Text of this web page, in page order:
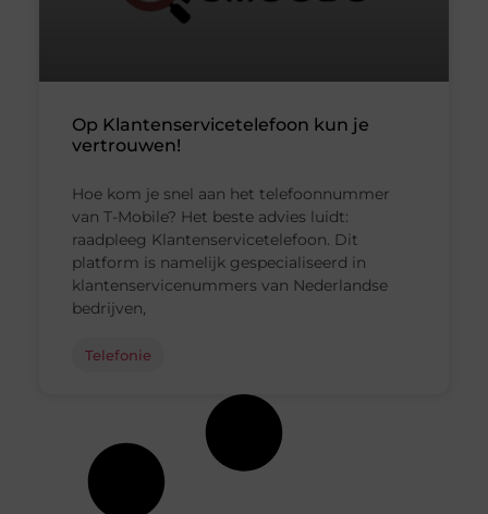
Op Klantenservicetelefoon kun je
vertrouwen!
Hoe kom je snel aan het telefoonnummer
van T-Mobile? Het beste advies luidt:
raadpleeg Klantenservicetelefoon. Dit
platform is namelijk gespecialiseerd in
klantenservicenummers van Nederlandse
bedrijven,
Telefonie